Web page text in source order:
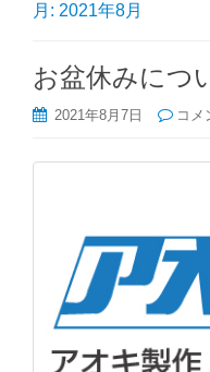
月: 2021年8月
お盆休みにつ
2021年8月7日 コメ